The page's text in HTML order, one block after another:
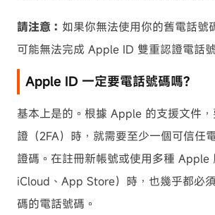
請注意： 如果你無法使用你的舊電話號
可能無法完成 Apple ID 雙重認證電話
Apple ID 一定要電話號碼嗎?
基本上是的。根據 Apple 的支援文件
證（2FA）時，就需要至少一個可信任
證碼。在註冊新帳號或使用多種 Apple
iCloud、App Store）時，也幾乎都必
碼的電話號碼。